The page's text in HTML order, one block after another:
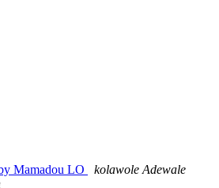
Mamadou LO
kolawole Adewale